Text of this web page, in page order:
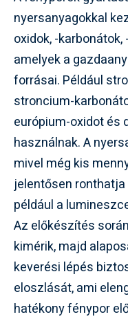
nyersanyagokkal
oxidok, -
amelyek a
forrásai. Például
stroncium-
európium-oxidot és
használnak. A
mivel még kis
jelentősen
például a
Az előkészítés
kimérik, majd
keverési lépés
eloszlását, ami
hatékony fénypor